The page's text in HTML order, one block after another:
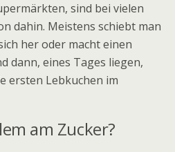
sind bei vielen
dahin. Meistens schiebt man
her oder macht einen
dann, eines Tages liegen,
ersten Lebkuchen im
am Zucker?